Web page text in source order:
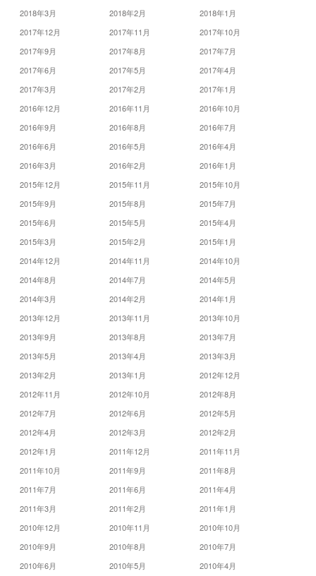
2018年3月
2018年2月
2018年1月
2017年12月
2017年11月
2017年10月
2017年9月
2017年8月
2017年7月
2017年6月
2017年5月
2017年4月
2017年3月
2017年2月
2017年1月
2016年12月
2016年11月
2016年10月
2016年9月
2016年8月
2016年7月
2016年6月
2016年5月
2016年4月
2016年3月
2016年2月
2016年1月
2015年12月
2015年11月
2015年10月
2015年9月
2015年8月
2015年7月
2015年6月
2015年5月
2015年4月
2015年3月
2015年2月
2015年1月
2014年12月
2014年11月
2014年10月
2014年8月
2014年7月
2014年5月
2014年3月
2014年2月
2014年1月
2013年12月
2013年11月
2013年10月
2013年9月
2013年8月
2013年7月
2013年5月
2013年4月
2013年3月
2013年2月
2013年1月
2012年12月
2012年11月
2012年10月
2012年8月
2012年7月
2012年6月
2012年5月
2012年4月
2012年3月
2012年2月
2012年1月
2011年12月
2011年11月
2011年10月
2011年9月
2011年8月
2011年7月
2011年6月
2011年4月
2011年3月
2011年2月
2011年1月
2010年12月
2010年11月
2010年10月
2010年9月
2010年8月
2010年7月
2010年6月
2010年5月 2010年4月